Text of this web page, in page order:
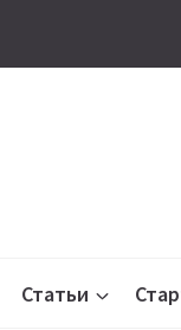
Статьи